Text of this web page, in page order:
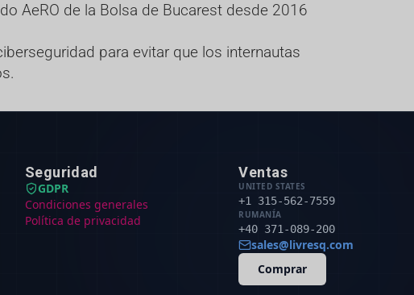
AeRO de la Bolsa de Bucarest desde 2016
para evitar que los internautas
Seguridad
GDPR
Condiciones generales
Política de privacidad
Ventas
UNITED STATES
+1 315-562-7559
RUMANÍA
+40 371-089-200
sales@livresq.com
Comprar